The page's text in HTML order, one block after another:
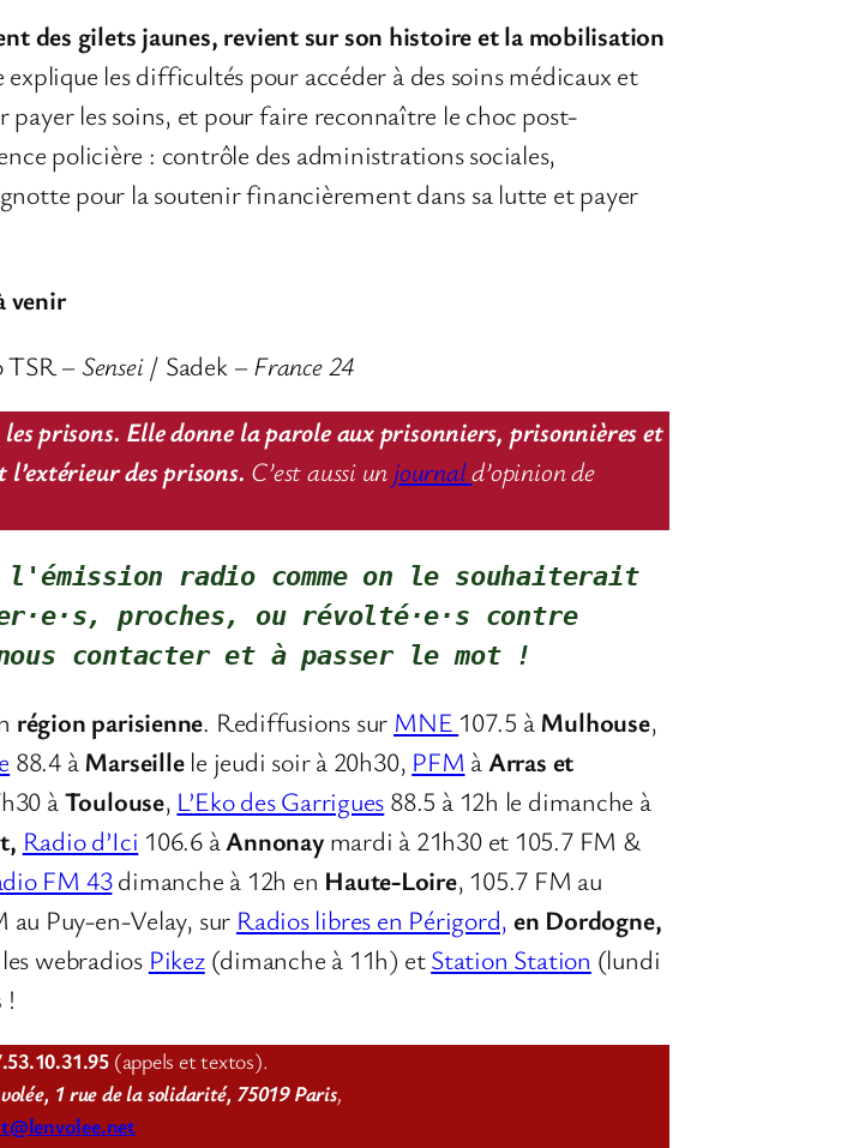
des gilets jaunes, revient sur son histoire et la mobilisation
explique les difficultés pour accéder à des soins médicaux et
les soins, et pour faire reconnaître le choc post-
policière : contrôle des administrations sociales,
pour la soutenir financièrement dans sa lutte et payer
venir
– Sensei / Sadek – France 24
prisons. Elle donne la parole aux prisonniers, prisonnières et
des prisons. C’est aussi un journald’opinion de
radio comme on le souhaiterait
proches, ou révolté·e·s contre
contacter et à passer le mot !
région parisienne. Rediffusions sur MNE 107.5 àMulhouse,
88.4 àMarseille le jeudi soir à 20h30, PFM àArras et
àToulouse, L’Eko des Garrigues 88.5 à 12h le dimanche à
Radio d’Ici 106.6 àAnnonay mardi à 21h30 et 105.7 FM &
FM 43dimanche à 12h en Haute-Loire, 105.7 FM au
au Puy-en-Velay, sur Radios libres en Périgord, en Dordogne,
webradios Pikez(dimanche à 11h) etStation Station (lundi
!
(appels et textos).
1 rue de la solidarité, 75019 Paris,